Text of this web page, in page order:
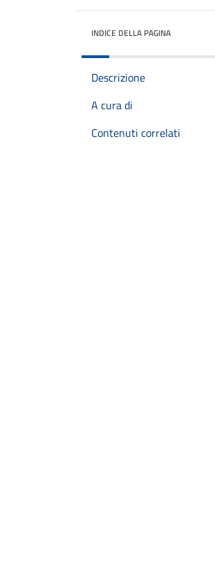
INDICE DELLA PAGINA
Descrizione
A cura di
Contenuti correlati